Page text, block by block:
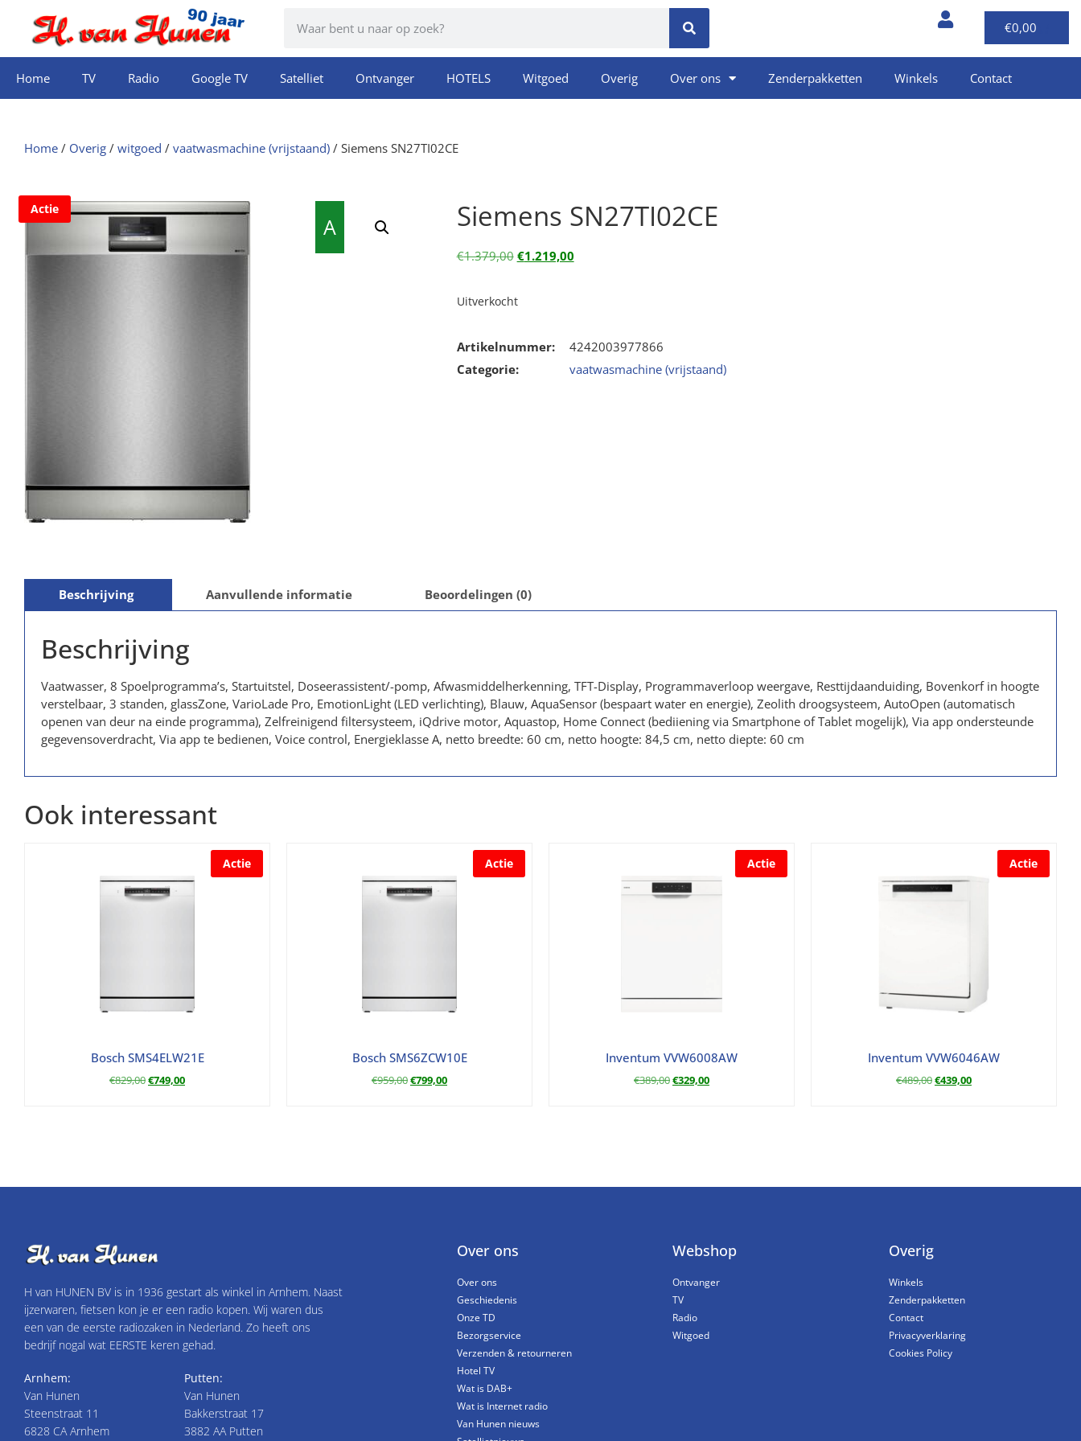
€0,00
Home TV Radio Google TV Satelliet Ontvanger HOTELS Witgoed Overig Over ons Zenderpakketten Winkels Contact
Home / Overig / witgoed / vaatwasmachine (vrijstaand) / Siemens SN27TI02CE
Actie
A Siemens SN27TI02CE
€1.379,00 €1.219,00
Uitverkocht
Artikelnummer:
4242003977866
Categorie:
vaatwasmachine (vrijstaand)
Beschrijving Aanvullende informatie Beoordelingen (0)
Beschrijving
Vaatwasser, 8 Spoelprogramma’s, Startuitstel, Doseerassistent/-pomp, Afwasmiddelherkenning, TFT-Display, Programmaverloop weergave, Resttijdaanduiding, Bovenkorf in hoogte
verstelbaar, 3 standen, glassZone, VarioLade Pro, EmotionLight (LED verlichting), Blauw, AquaSensor (bespaart water en energie), Zeolith droogsysteem, AutoOpen (automatisch
openen van deur na einde programma), Zelfreinigend filtersysteem, iQdrive motor, Aquastop, Home Connect (bediiening via Smartphone of Tablet mogelijk), Via app ondersteunde
gegevensoverdracht, Via app te bedienen, Voice control, Energieklasse A, netto breedte: 60 cm, netto hoogte: 84,5 cm, netto diepte: 60 cm
Ook interessant
Actie
Bosch SMS4ELW21E
€829,00€749,00
Actie
Bosch SMS6ZCW10E
€959,00€799,00
Actie
Inventum VVW6008AW
€389,00€329,00
Actie
Inventum VVW6046AW
€489,00€439,00
H van HUNEN BV is in 1936 gestart als winkel in Arnhem. Naast
ijzerwaren, fietsen kon je er een radio kopen. Wij waren dus
een van de eerste radiozaken in Nederland. Zo heeft ons
bedrijf nogal wat EERSTE keren gehad.
Arnhem:
Van Hunen
Steenstraat 11
6828 CA Arnhem
Putten:
Van Hunen
Bakkerstraat 17
3882 AA Putten
Over ons
Over ons
Geschiedenis
Onze TD
Bezorgservice
Verzenden & retourneren
Hotel TV
Wat is DAB+
Wat is Internet radio
Van Hunen nieuws
Webshop
Ontvanger
TV
Radio
Witgoed
Overig
Winkels
Zenderpakketten
Contact
Privacyverklaring
Cookies Policy